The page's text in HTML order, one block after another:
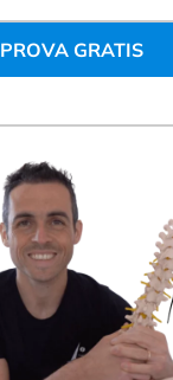
PROVA GRATIS